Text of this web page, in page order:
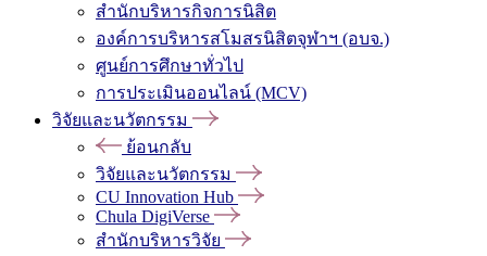
สำนักบริหารกิจการนิสิต
องค์การบริหารสโมสรนิสิตจุฬาฯ (อบจ.)
ศูนย์การศึกษาทั่วไป
การประเมินออนไลน์ (MCV)
วิจัยและนวัตกรรม
ย้อนกลับ
วิจัยและนวัตกรรม
CU Innovation Hub
Chula DigiVerse
สำนักบริหารวิจัย